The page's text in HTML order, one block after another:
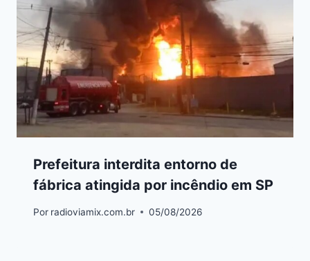
Prefeitura interdita entorno de
fábrica atingida por incêndio em SP
Por radioviamix.com.br 05/08/2026